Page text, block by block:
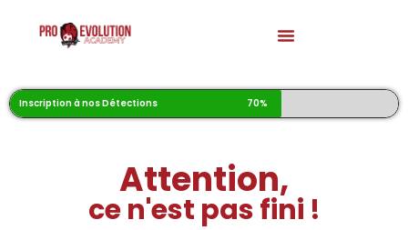
Inscription à nos Détections 70%
Attention,
ce n'est pas fini !